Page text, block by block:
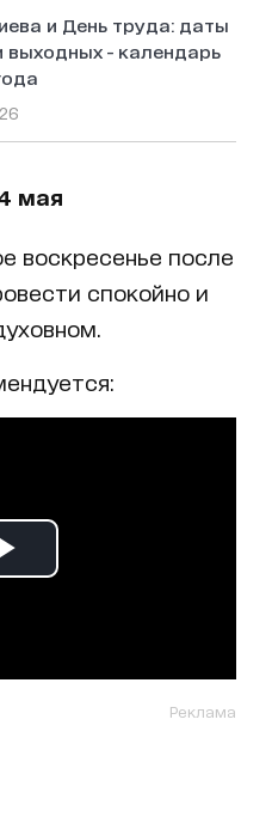
и День труда: даты
выходных - календарь
мая
воскресенье после
спокойно и
Реклама